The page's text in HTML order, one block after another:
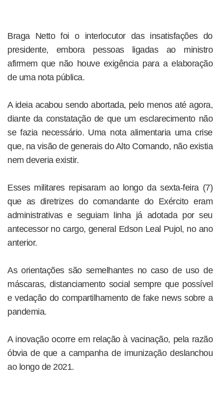
Braga Netto foi o interlocutor das insatisfações do
presidente, embora pessoas ligadas ao ministro
afirmem que não houve exigência para a elaboração
de uma nota pública.
A ideia acabou sendo abortada, pelo menos até agora,
diante da constatação de que um esclarecimento não
se fazia necessário. Uma nota alimentaria uma crise
que, na visão de generais do Alto Comando, não existia
nem deveria existir.
Esses militares repisaram ao longo da sexta-feira (7)
que as diretrizes do comandante do Exército eram
administrativas e seguiam linha já adotada por seu
antecessor no cargo, general Edson Leal Pujol, no ano
anterior.
As orientações são semelhantes no caso de uso de
máscaras, distanciamento social sempre que possível
e vedação do compartilhamento de fake news sobre a
pandemia.
A inovação ocorre em relação à vacinação, pela razão
óbvia de que a campanha de imunização deslanchou
ao longo de 2021.